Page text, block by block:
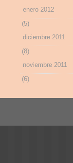
enero 2012
(5)
diciembre 2011
(8)
noviembre 2011
(6)